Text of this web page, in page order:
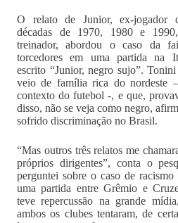
O relato de Junior, ex-jogador
décadas de 1970, 1980 e
treinador, abordou o caso da
torcedores em uma partida na
escrito “Junior, negro sujo”.
veio de família rica do nordeste
contexto do futebol -, e que,
disso, não se veja como negro,
sofrido discriminação no Brasil.
“Mas outros três relatos me
próprios dirigentes”, conta o
perguntei sobre o caso de racismo
uma partida entre Grêmio e
teve repercussão na grande
ambos os clubes tentaram, de